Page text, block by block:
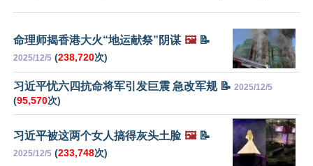
命理师揭香港大火“地运献祭”阴谋 🖼️📝
2025/12/5 (238,720次)
习近平忧六四抗命将军引发巨震 急改军规 📝 2025/12/5
(95,570次)
习近平被这两个女人搞得灰头土脸 🖼️📝
2025/12/5 (233,748次)